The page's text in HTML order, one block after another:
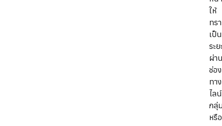
ให้
ทร
เป็น
ระย
ผ่า
ช่อง
ทาง
ไลน์
กลุ่
หรือ